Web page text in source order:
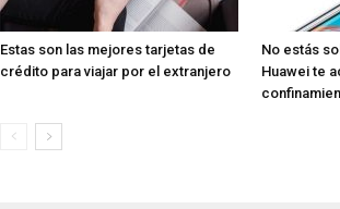
Estas son las mejores tarjetas de
crédito para viajar por el extranjero
No estás
Huawei te